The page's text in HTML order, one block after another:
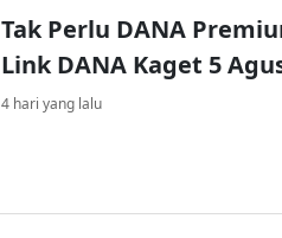
Tak Perlu DANA
Link DANA Kaget 5
4 hari yang lalu